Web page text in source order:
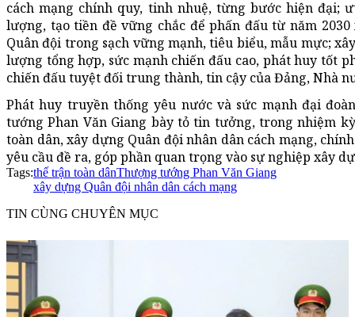
cách mạng chính quy, tinh nhuệ, từng bước hiện đại;
lượng, tạo tiền đề vững chắc để phấn đấu từ năm
Quân đội trong sạch vững mạnh, tiêu biểu, mẫu mực;
lượng tổng hợp, sức mạnh chiến đấu cao, phát huy tốt
chiến đấu tuyệt đối trung thành, tin cậy của Đảng, Nhà
Phát huy truyền thống yêu nước và sức mạnh đại
tướng Phan Văn Giang bày tỏ tin tưởng, trong nhiệm
toàn dân, xây dựng Quân đội nhân dân cách mạng,
yêu cầu đề ra, góp phần quan trọng vào sự nghiệp xây
Tags:thế trận toàn dânThượng tướng Phan Văn Giang
xây dựng Quân đội nhân dân cách mạng
TIN CÙNG CHUYÊN MỤC